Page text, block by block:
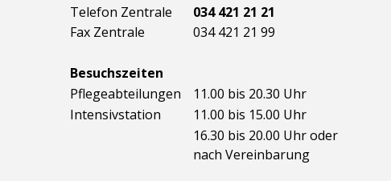
Telefon Zentrale
034 421 21 21
Fax Zentrale
034 421 21 99
Besuchszeiten
Pflegeabteilungen
11.00 bis 20.30 Uhr
Intensivstation
11.00 bis 15.00 Uhr
16.30 bis 20.00 Uhr oder
nach Vereinbarung